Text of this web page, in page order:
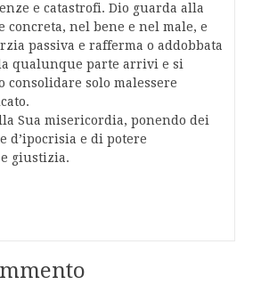
e catastrofi. Dio guarda alla
concreta, nel bene e nel male, e
passiva e rafferma o addobbata
qualunque parte arrivi e si
consolidare solo malessere
Sua misericordia, ponendo dei
d’ipocrisia e di potere
giustizia.